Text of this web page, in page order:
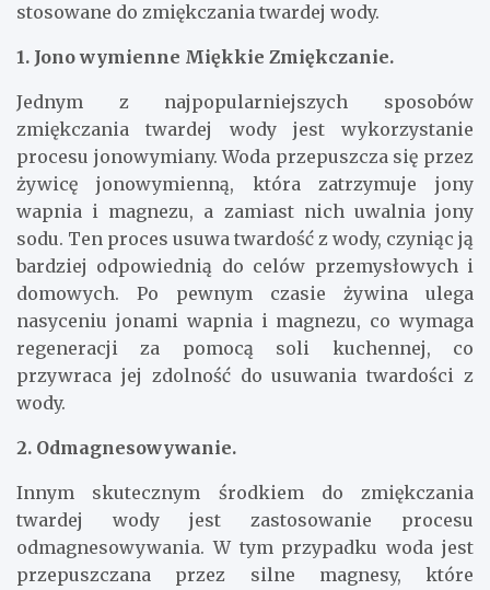
stosowane do zmiękczania twardej wody.
1. Jono wymienne Miękkie Zmiękczanie.
Jednym z najpopularniejszych sposobów
zmiękczania twardej wody jest wykorzystanie
procesu jonowymiany. Woda przepuszcza się przez
żywicę jonowymienną, która zatrzymuje jony
wapnia i magnezu, a zamiast nich uwalnia jony
sodu. Ten proces usuwa twardość z wody, czyniąc ją
bardziej odpowiednią do celów przemysłowych i
domowych. Po pewnym czasie żywina ulega
nasyceniu jonami wapnia i magnezu, co wymaga
regeneracji za pomocą soli kuchennej, co
przywraca jej zdolność do usuwania twardości z
wody.
2. Odmagnesowywanie.
Innym skutecznym środkiem do zmiękczania
twardej wody jest zastosowanie procesu
odmagnesowywania. W tym przypadku woda jest
przepuszczana przez silne magnesy, które